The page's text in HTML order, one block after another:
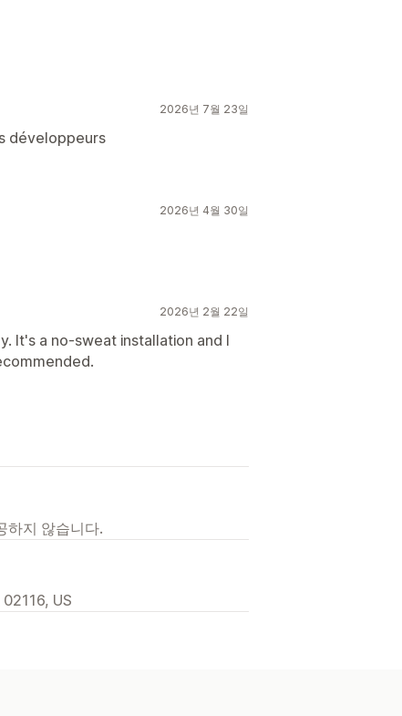
2026년 7월 23일
développeurs
2026년 4월 30일
2026년 2월 22일
It's a no-sweat installation and I
하지 않습니다.
US